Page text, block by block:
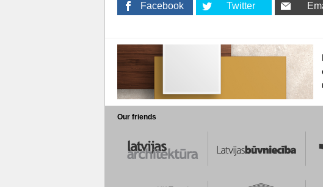
Facebook Twitter
Our friends